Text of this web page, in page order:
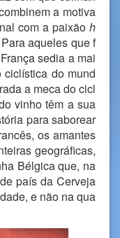
a motiva
com a paixão h
aqueles que f
sedia a mai
ciclística do mund
a meca do cicl
vinho têm a sua
para saborear
os amantes
geográficas,
Bélgica que, na
país da Cerveja
e não na qua